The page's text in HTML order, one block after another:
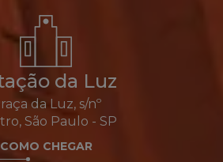
da Luz
da Luz, s/nº
São Paulo - SP
COMO CHEGAR